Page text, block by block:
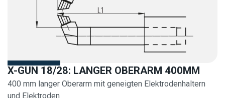
X-GUN 18/28: LANGER OBERARM 400MM
400 mm langer Oberarm mit geneigten Elektrodenhaltern
und Elektroden